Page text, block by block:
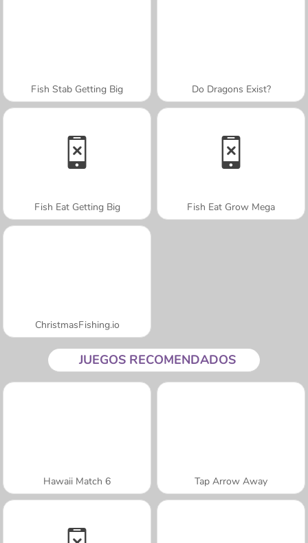
Fish Stab Getting Big Do Dragons Exist?
Fish Eat Getting Big Fish Eat Grow Mega
ChristmasFishing.io
JUEGOS RECOMENDADOS
Hawaii Match 6 Tap Arrow Away